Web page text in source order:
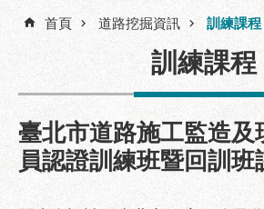
訊
服
機
關
介
首頁 道路挖掘資訊 訓練課程
訓練課程
臺北市道路施工監造及
員認證訓練班暨回訓班